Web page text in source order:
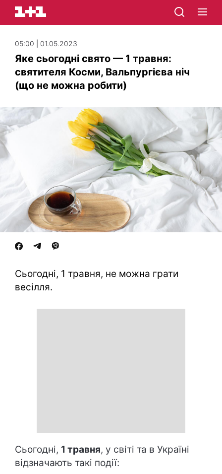
05:00 | 01.05.2023
Яке сьогодні свято — 1 травня:
святителя Косми, Вальпургієва ніч
(що не можна робити)
Сьогодні, 1 травня, не можна грати
весілля.
Сьогодні, 1 травня, у світі та в Україні
відзначають такі події: